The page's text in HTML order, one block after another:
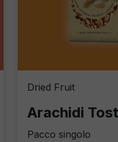
Dried Fruit
Pacco singolo